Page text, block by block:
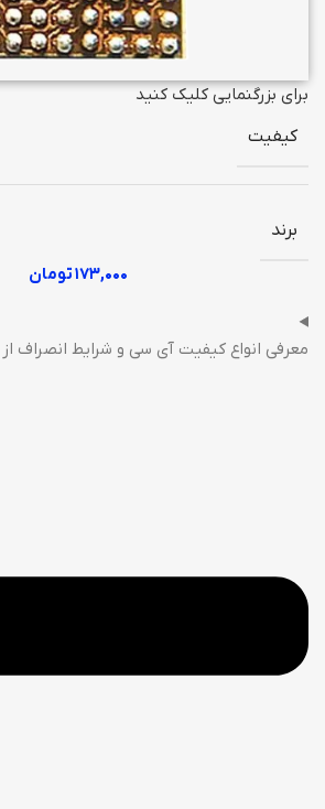
برای بزرگنمایی کلیک کنید
کیفیت
برند
۱۷۳,۰۰۰تومان
معرفی انواع کیفیت آی سی و شرایط انصراف